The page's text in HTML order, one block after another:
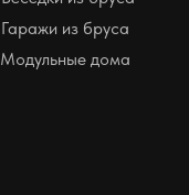
Гаражи из бруса
Модульные дома